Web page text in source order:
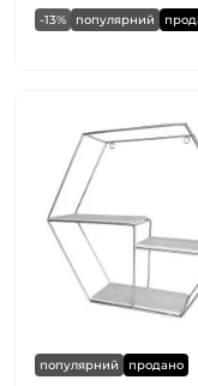
-13% популярний
популярний продано